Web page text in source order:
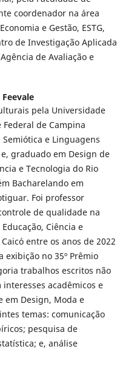
coordenador na área
e Gestão, ESTG,
de Investigação Aplicada
de Avaliação e
pela Universidade
de Campina
e Linguagens
graduado em Design de
e Tecnologia do Rio
Bacharelando em
Foi professor
de qualidade na
Ciência e
entre os anos de 2022
exibição no 35º Prêmio
trabalhos escritos não
acadêmicos e
em Design, Moda e
temas: comunicação
pesquisa de
e, análise